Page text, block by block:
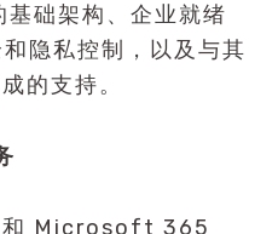
础架构、企业就绪
隐私控制，以及与其
的支持。
和 Microsoft 365